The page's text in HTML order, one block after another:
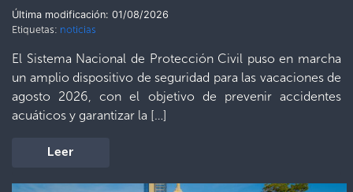
Última modificación: 01/08/2026
Etiquetas: noticias
El Sistema Nacional de Protección Civil puso en marcha
un amplio dispositivo de seguridad para las vacaciones de
agosto 2026, con el objetivo de prevenir accidentes
acuáticos y garantizar la […]
Leer